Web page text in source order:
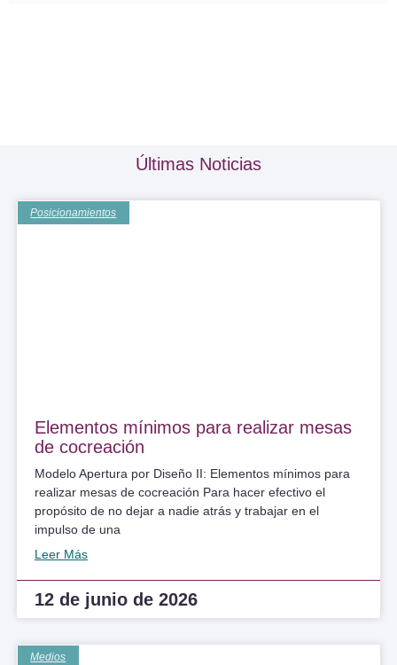
Últimas Noticias
Posicionamientos
Elementos mínimos para realizar mesas
de cocreación
Modelo Apertura por Diseño II: Elementos mínimos para
realizar mesas de cocreación Para hacer efectivo el
propósito de no dejar a nadie atrás y trabajar en el
impulso de una
Leer Más
12 de junio de 2026
Medios